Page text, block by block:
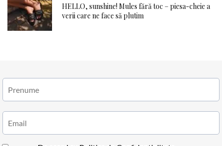
HELLO, sunshine! Mules fără toc – piesa-cheie a
verii care ne face să plutim